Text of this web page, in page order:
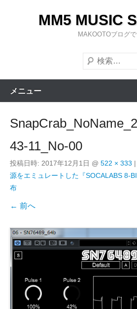
キ
MM5 MUSIC
MAKOOTOブログ
検
索
メニュー
43-11_No-00
投稿日時: 2017年12月1日 @ 522 × 333 |
源をエミュレートした『SOCALABS 8-
布
← 前へ